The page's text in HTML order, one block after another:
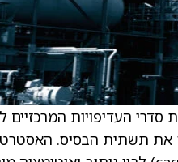
העדיפויות המרכזיים
את תשתית הבסיס.